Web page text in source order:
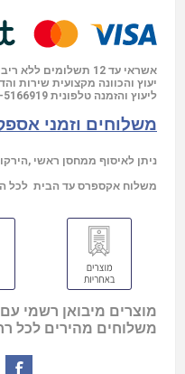
אשראי עד 12 תשלומים ללא ריבית.
יעוץ והכוונה מקצועית שירות
ליעוץ והזמנה טלפונית 5166919
משלוחים וזמני
ניתן לאיסוף ממחסן ראשי ,הירקון 76 תל אביב- עד 3 ימי
משלוח אקספרס עד הבית לכל
מוצרים מיבואן רשמי
משלוחים מהירים לכל